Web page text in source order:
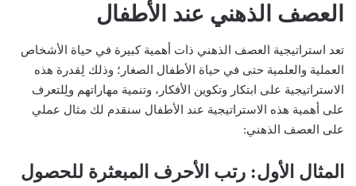
العصف الذهني عند الأطفال
تعد استراتيجية العصف الذهني ذات أهمية كبيرة في حياة الأشخاص
العملية والعلمية حتى في حياة الأطفال الصغار؛ وذلك لِقدرة هذه
الاستراتيجية على ابتكار وتكوين الأفكار، وتنمية مهاراتهم ولِلتعرف
على أهمية هذه الاستراتيجية عند الأطفال سنقدم لك مثال عملي
على العصف الذهني:
المثال الأول: رتب الأحرف المبعثرة للحصول